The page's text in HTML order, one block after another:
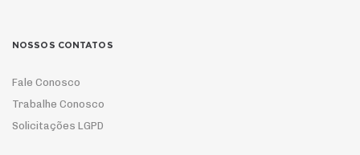
NOSSOS CONTATOS
Fale Conosco
Trabalhe Conosco
Solicitações LGPD